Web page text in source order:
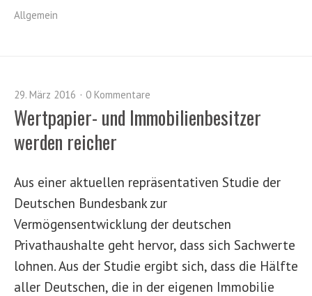
Allgemein
29. März 2016 0 Kommentare
Wertpapier- und Immobilienbesitzer
werden reicher
Aus einer aktuellen repräsentativen Studie der
Deutschen Bundesbank zur
Vermögensentwicklung der deutschen
Privathaushalte geht hervor, dass sich Sachwerte
lohnen. Aus der Studie ergibt sich, dass die Hälfte
aller Deutschen, die in der eigenen Immobilie